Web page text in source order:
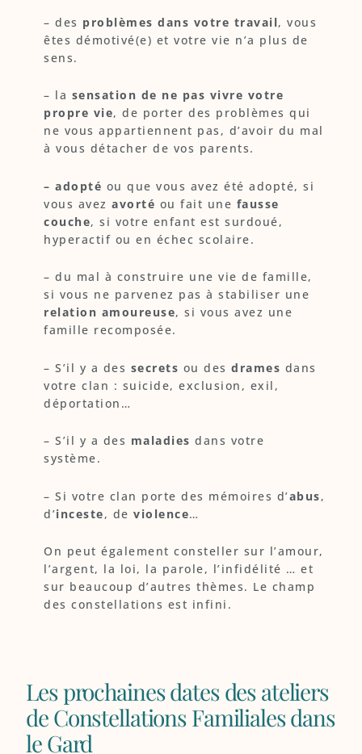
– des problèmes dans votre travail, vous
êtes démotivé(e) et votre vie n’a plus de
sens.
– la sensation de ne pas vivre votre
propre vie, de porter des problèmes qui
ne vous appartiennent pas, d’avoir du mal
à vous détacher de vos parents.
– adopté ou que vous avez été adopté, si
vous avezavorté ou fait une fausse
couche, si votre enfant est surdoué,
hyperactif ou en échec scolaire.
– du mal à construire une vie de famille,
si vous ne parvenez pas à stabiliser une
relation amoureuse, si vous avez une
famille recomposée.
– S’il y a des secrets ou desdrames dans
votre clan : suicide, exclusion, exil,
déportation…
– S’il y a des maladies dans votre
système.
– Si votre clan porte des mémoires d’abus,
d’inceste, deviolence…
On peut également consteller sur l’amour,
l’argent, la loi, la parole, l’infidélité … et
sur beaucoup d’autres thèmes. Le champ
des constellations est infini.
Les prochaines dates des ateliers
de Constellations Familiales dans
le Gard